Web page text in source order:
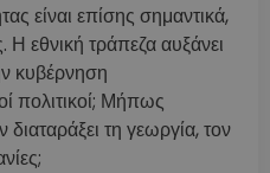
είναι επίσης σημαντικά,
Η εθνική τράπεζα αυξάνει
κυβέρνηση
πολιτικοί; Μήπως
διαταράξει τη γεωργία, τον